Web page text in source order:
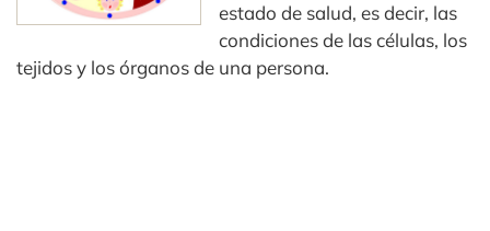
estado de salud, es decir, las
condiciones de las células, los
tejidos y los órganos de una persona.